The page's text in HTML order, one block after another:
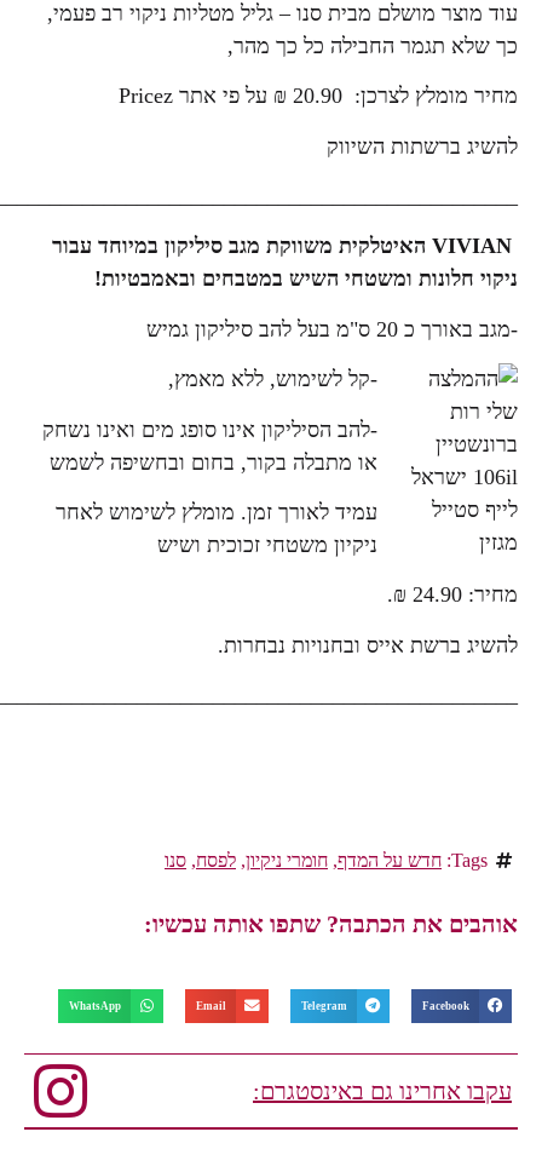
עוד מוצר מושלם מבית סנו – גליל מטליות ניקוי רב פעמי,
כך שלא תגמר החבילה כל כך מהר,
מחיר מומלץ לצרכן: 20.90 ₪ על פי אתר Pricez
להשיג ברשתות השיווק
VIVIAN האיטלקית משווקת
מגב סיליקון במיוחד עבור
ניקוי חלונות ומשטחי השיש במטבחים ובאמבטיות!
-מגב באורך כ 20 ס"מ בעל להב סיליקון גמיש
-קל לשימוש, ללא מאמץ,
-להב הסיליקון אינו סופג מים ואינו נשחק
או מתבלה בקור, בחום ובחשיפה לשמש
עמיד לאורך זמן. מומלץ לשימוש לאחר
ניקיון משטחי זכוכית ושיש
מחיר: 24.90 ₪.
להשיג ברשת אייס ובחנויות נבחרות.
Tags: חדש על המדף,חומרי ניקיון,לפסח,סנו
אוהבים את הכתבה? שתפו אותה עכשיו:
Facebook
Telegram
Email
WhatsApp
עקבו אחרינו גם באינסטגרם: